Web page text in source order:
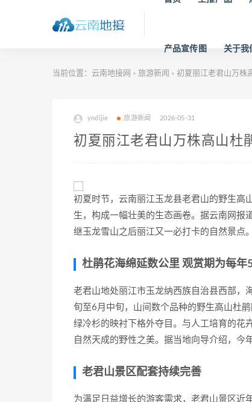
产品宣传图 关于我
当前位置： 云南地接网 > 旅游新闻 > 初夏丽江老君山万株
yndijie 旅游新闻 2026-05-31
初夏丽江老君山万株高山杜
初夏时节，云南丽江玉龙县老君山的野生高
生，构成一幅壮美的生态画卷。据云南网报
继玉龙雪山之后丽江又一必打卡的自然景点。
杜鹃花海绵延数公里 观赏期为每年
老君山地处丽江市玉龙纳西族自治县西部
旬至6月中旬，山间数个品种的野生高山杜
绿冷杉的映衬下格外夺目。与人工培育的花
自然天成的野性之美。据当地向导介绍，今
老君山景区配套持续完善
为满足日益增长的游客需求，老君山景区近